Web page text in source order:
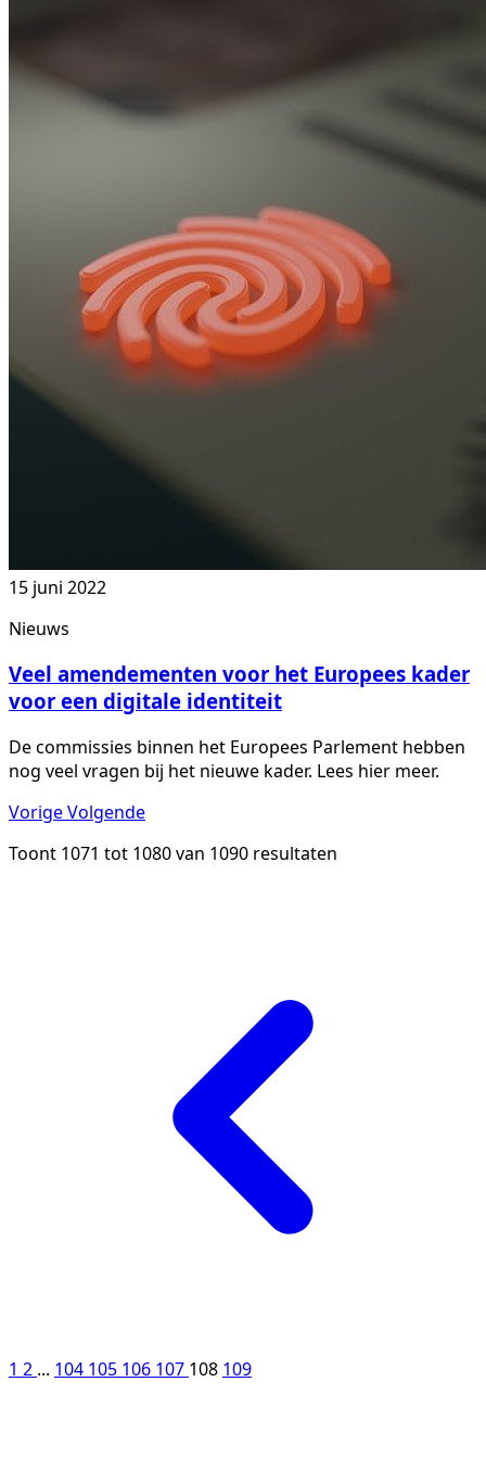
15 juni 2022
Nieuws
Veel amendementen voor het Europees kader
voor een digitale identiteit
De commissies binnen het Europees Parlement hebben
nog veel vragen bij het nieuwe kader. Lees hier meer.
VorigeVolgende
Toont 1071 tot 1080van 1090 resultaten
1 2 ... 104 105 106 107 108 109